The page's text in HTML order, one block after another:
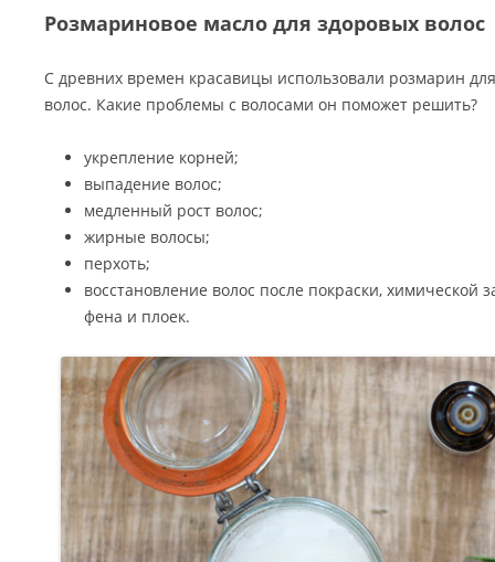
Розмариновое масло для здоровых волос
С древних времен красавицы использовали розмарин
волос. Какие проблемы с волосами он поможет решить?
укрепление корней;
выпадение волос;
медленный рост волос;
жирные волосы;
перхоть;
восстановление волос после покраски, химической
фена и плоек.